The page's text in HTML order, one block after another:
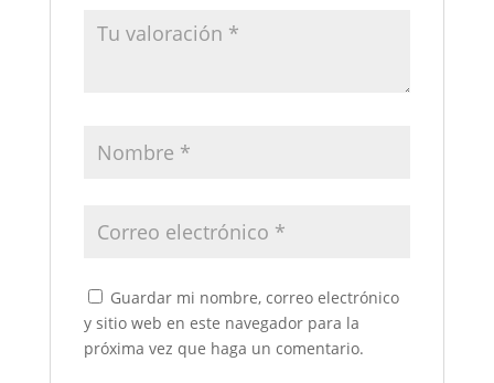
Guardar mi nombre, correo electrónico
y sitio web en este navegador para la
próxima vez que haga un comentario.